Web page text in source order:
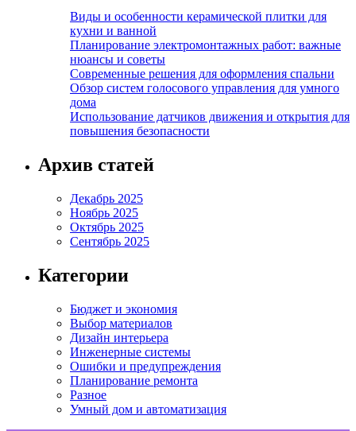
Виды и особенности керамической плитки для
кухни и ванной
Планирование электромонтажных работ: важные
нюансы и советы
Современные решения для оформления спальни
Обзор систем голосового управления для умного
дома
Использование датчиков движения и открытия для
повышения безопасности
Архив статей
Декабрь 2025
Ноябрь 2025
Октябрь 2025
Сентябрь 2025
Категории
Бюджет и экономия
Выбор материалов
Дизайн интерьера
Инженерные системы
Ошибки и предупреждения
Планирование ремонта
Разное
Умный дом и автоматизация